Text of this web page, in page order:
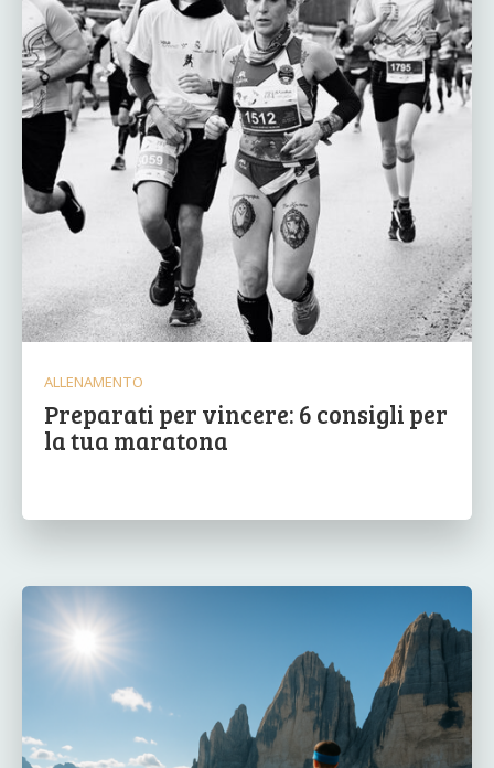
ALLENAMENTO
Preparati per vincere: 6 consigli per
la tua maratona